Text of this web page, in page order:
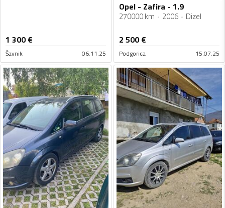
1 300€
Šavnik 06.11.25
Opel - Zafira - 1.9
270000 km 2006 Dizel
2 500€
Podgorica 15.07.25